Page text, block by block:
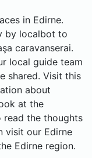
in Edirne.
by localbot to
caravanserai.
local guide team
shared. Visit this
about
at the
the thoughts
visit our Edirne
Edirne region.